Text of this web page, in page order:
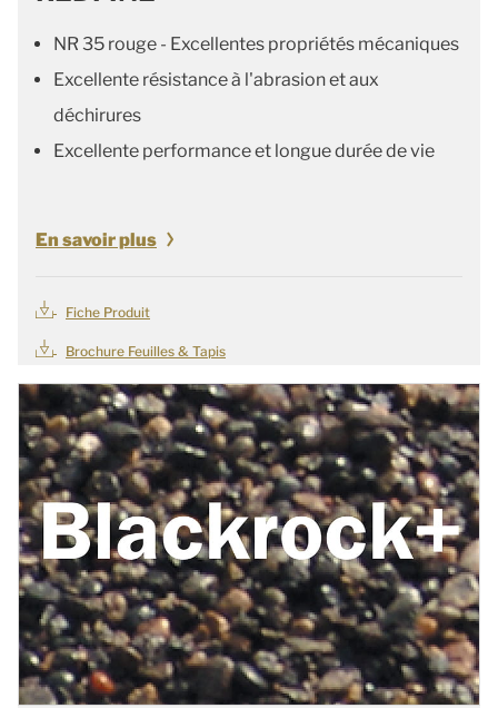
NR 35 rouge - Excellentes propriétés mécaniques
Excellente résistance à l'abrasion et aux
déchirures
Excellente performance et longue durée de vie
En savoir plus
Fiche Produit
Brochure Feuilles & Tapis